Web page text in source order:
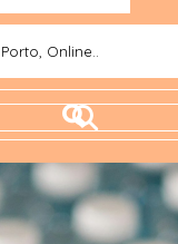
Online..